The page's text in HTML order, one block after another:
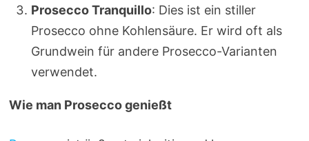
Prosecco Tranquillo: Dies ist ein stiller
Prosecco ohne Kohlensäure. Er wird oft als
Grundwein für andere Prosecco-Varianten
verwendet.
Wie man Prosecco genießt